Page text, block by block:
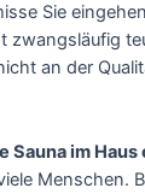
Sie
zwangsläufig
an der
Sauna im
Menschen.